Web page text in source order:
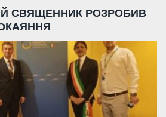
СВЯЩЕННИК РОЗРОБИВ